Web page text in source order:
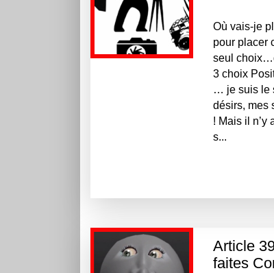
Où vais-je
pour placer
seul
3 choix
… je suis le
désirs, mes
! Mais il n’y
s...
Article
faites